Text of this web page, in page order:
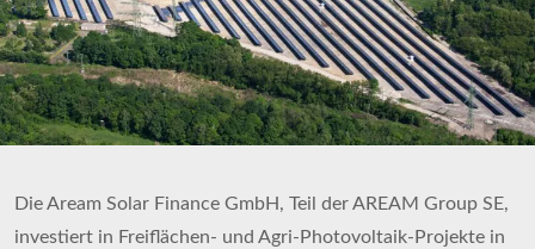
Die Aream Solar Finance GmbH, Teil der AREAM Group SE,
investiert in Freiflächen- und Agri-Photovoltaik-Projekte in